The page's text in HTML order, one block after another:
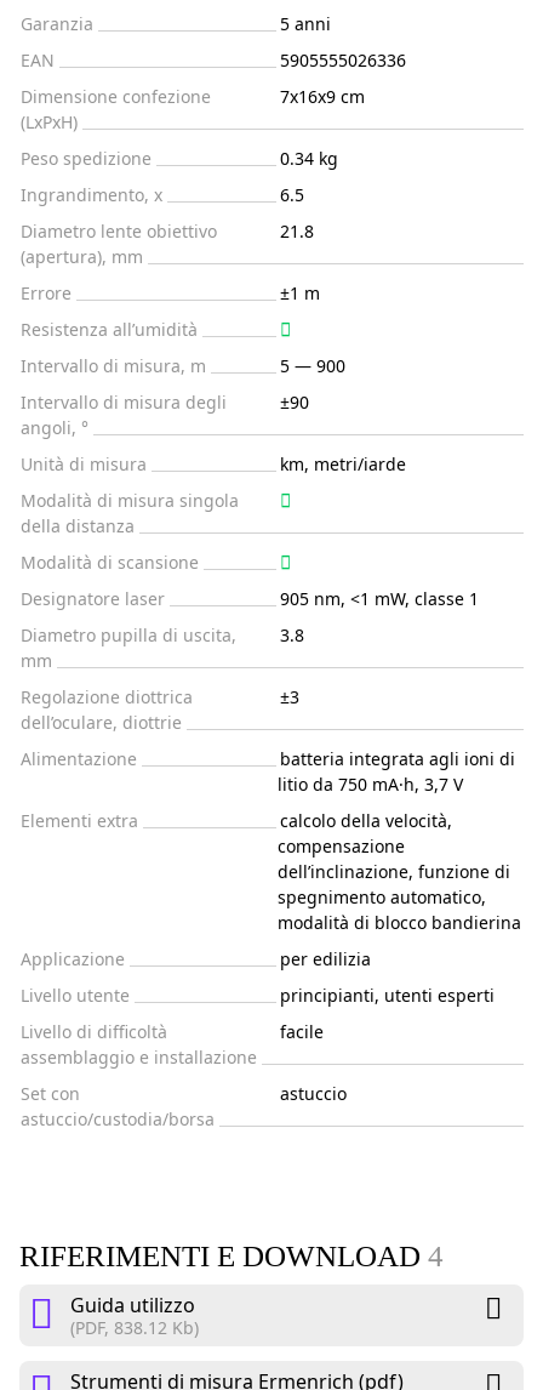
Garanzia
5 anni
EAN
5905555026336
Dimensione confezione
(LxPxH)
7x16x9 cm
Peso spedizione
0.34 kg
Ingrandimento, x
6.5
Diametro lente obiettivo
(apertura), mm
21.8
Errore
±1 m
Resistenza all’umidità
Intervallo di misura, m
5 — 900
Intervallo di misura degli
angoli, °
±90
Unità di misura
km, metri/iarde
Modalità di misura singola
della distanza
Modalità di scansione
Designatore laser
905 nm, <1 mW, classe 1
Diametro pupilla di uscita,
mm
3.8
Regolazione diottrica
dell’oculare, diottrie
±3
Alimentazione
batteria integrata agli ioni di
litio da 750 mA·h, 3,7 V
Elementi extra
calcolo della velocità,
compensazione
dell’inclinazione, funzione di
spegnimento automatico,
modalità di blocco bandierina
Applicazione
per edilizia
Livello utente
principianti, utenti esperti
Livello di difficoltà
assemblaggio e installazione
facile
Set con
astuccio/custodia/borsa
astuccio
RIFERIMENTI E DOWNLOAD 4
Guida utilizzo
(PDF, 838.12 Kb)
Strumenti di misura Ermenrich (pdf)